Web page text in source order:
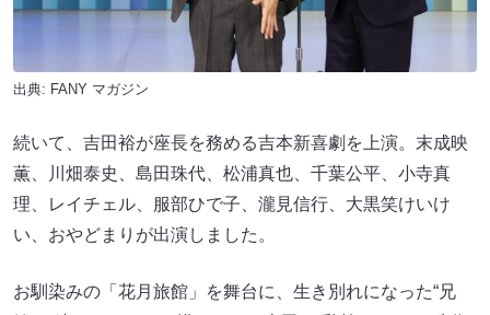
出典: FANY マガジン
続いて、吉田裕が座長を務める吉本新喜劇を上演。末成映
薫、川畑泰史、島田珠代、松浦真也、千葉公平、小寺真
理、レイチェル、服部ひで子、瀧見信行、大黒笑けいけ
い、おやどまりが出演しました。
お馴染みの「花月旅館」を舞台に、生き別れになった“兄